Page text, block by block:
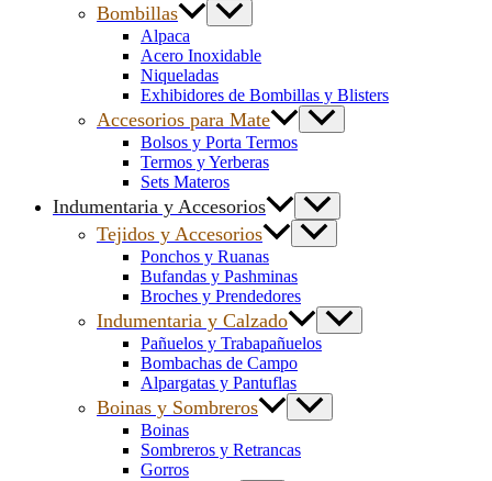
Bombillas
Alpaca
Acero Inoxidable
Niqueladas
Exhibidores de Bombillas y Blisters
Accesorios para Mate
Bolsos y Porta Termos
Termos y Yerberas
Sets Materos
Indumentaria y Accesorios
Tejidos y Accesorios
Ponchos y Ruanas
Bufandas y Pashminas
Broches y Prendedores
Indumentaria y Calzado
Pañuelos y Trabapañuelos
Bombachas de Campo
Alpargatas y Pantuflas
Boinas y Sombreros
Boinas
Sombreros y Retrancas
Gorros